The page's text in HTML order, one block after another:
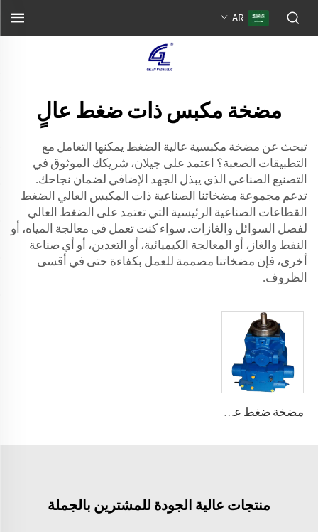
AR
مضخة مكبس ذات ضغط عالٍ
تبحث عن مضخة مكبسية عالية الضغط يمكنها التعامل مع
التطبيقات الصعبة؟ اعتمد على جيلان، شريكك الموثوق في
التصنيع الصناعي الذي يبذل الجهد الإضافي لضمان نجاحك.
تدعم مجموعة مضخاتنا الصناعية ذات المكبس العالي الضغط
القطاعات الصناعية الرئيسية التي تعتمد على الضغط العالي
لفصل السوائل والغازات. سواء كنت تعمل في معالجة المياه، أو
النفط والغاز، أو المعالجة الكيميائية، أو التعدين، أو أي صناعة
أخرى، فإن مضخاتنا مصممة للعمل بكفاءة حتى في أقسى
الظروف.
مضخة ضغط عالي A2V بسعة متغيرة 250، 355، 500، 1000
منتجات عالية الجودة للمشترين بالجملة